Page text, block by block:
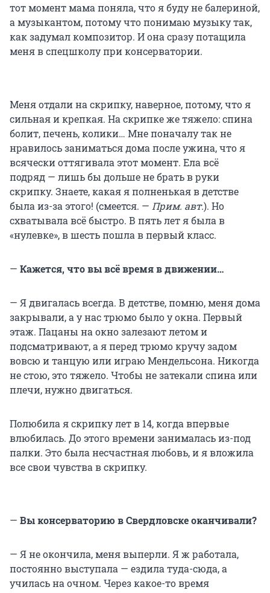
тот момент мама поняла, что я буду не балериной,
а музыкантом, потому что понимаю музыку так,
как задумал композитор. И она сразу потащила
меня в спецшколу при консерватории.
Меня отдали на скрипку, наверное, потому, что я
сильная и крепкая. На скрипке же тяжело: спина
болит, печень, колики… Мне поначалу так не
нравилось заниматься дома после ужина, что я
всячески оттягивала этот момент. Ела всё
подряд — лишь бы дольше не брать в руки
скрипку. Знаете, какая я полненькая в детстве
была из-за этого! (смеется. — Прим. авт.). Но
схватывала всё быстро. В пять лет я была в
«нулевке», в шесть пошла в первый класс.
— Кажется, что вы всё время в движении…
— Я двигалась всегда. В детстве, помню, меня дома
закрывали, а у нас трюмо было у окна. Первый
этаж. Пацаны на окно залезают летом и
подсматривают, а я перед трюмо кручу задом
вовсю и танцую или играю Мендельсона. Никогда
не стою, это тяжело. Чтобы не затекали спина или
плечи, нужно двигаться.
Полюбила я скрипку лет в 14, когда впервые
влюбилась. До этого времени занималась из-под
палки. Это была несчастная любовь, и я вложила
все свои чувства в скрипку.
— Вы консерваторию в Свердловске оканчивали?
— Я не окончила, меня выперли. Я ж работала,
постоянно выступала — ездила туда-сюда, а
училась на очном. Через какое-то время